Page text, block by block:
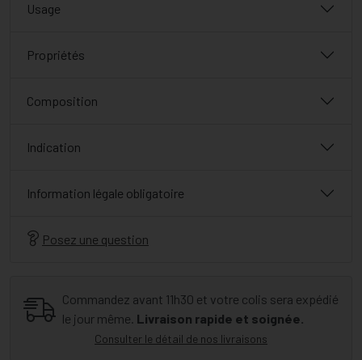
Usage
Propriétés
Composition
Indication
Information légale obligatoire
Posez une question
Commandez avant 11h30 et votre colis sera expédié
le jour même. Livraison rapide et soignée.
Consulter le détail de nos livraisons